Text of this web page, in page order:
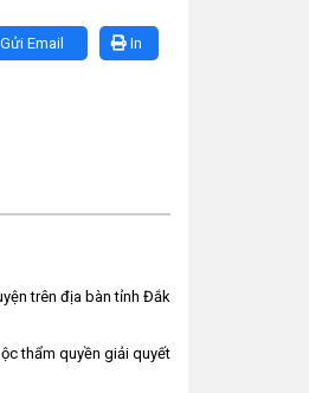
In
Gửi Email
trên địa bàn tỉnh Đắk
thẩm quyền giải quyết